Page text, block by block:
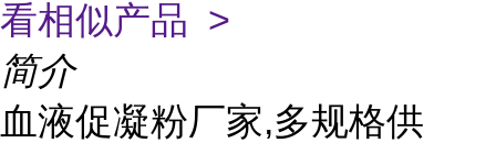
看相似产品 >
简介
血液促凝粉厂家,多规格供